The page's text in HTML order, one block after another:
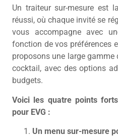
Un traiteur sur-mesure est
réussi, où chaque invité se
vous accompagne avec
fonction de vos préférences
proposons une large
cocktail, avec des options
budgets.
Voici les quatre points
pour EVG :
Un menu sur-mesure